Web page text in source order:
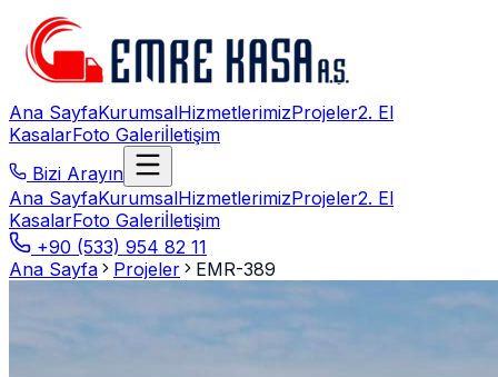
Ana SayfaKurumsalHizmetlerimizProjeler2. El
KasalarFoto Galeriİletişim
Bizi Arayın
Ana SayfaKurumsalHizmetlerimizProjeler2. El
KasalarFoto Galeriİletişim
+90 (533) 954 82 11
Ana Sayfa
Projeler EMR-389